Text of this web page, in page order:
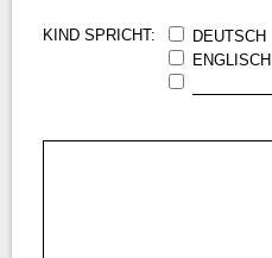
KIND SPRICHT:
DEUTSCH
ENGLISCH